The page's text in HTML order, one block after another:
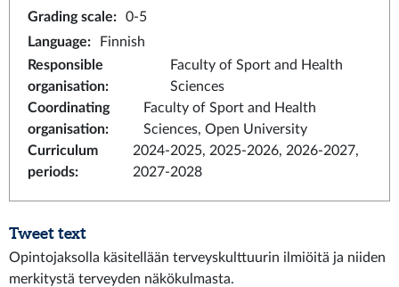
Grading scale:
0-5
Language:
Finnish
Responsible
organisation:
Faculty of Sport and Health
Sciences
Coordinating
organisation:
Faculty of Sport and Health
Sciences, Open University
Curriculum
periods:
2024-2025, 2025-2026, 2026-2027,
2027-2028
Tweet text
Opintojaksolla käsitellään terveyskulttuurin ilmiöitä ja niiden
merkitystä terveyden näkökulmasta.